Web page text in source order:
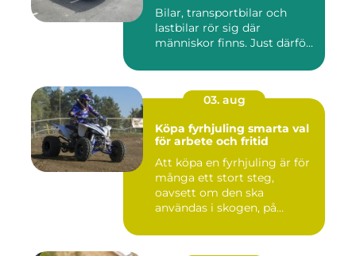
Bilar, transportbilar och
lastbilar rör sig där
människor finns. Just därfö...
03. aug
Köpa fyrhjuling smarta val
för arbete och fritid
Att köpa en fyrhjuling är för
många ett stort steg,
oavsett om den ska
användas i skogen, på